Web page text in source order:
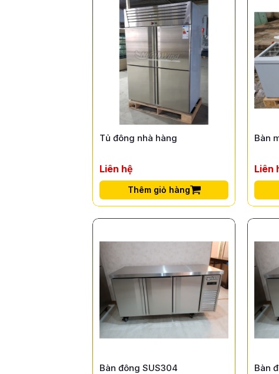
Tủ đông nhà hàng
Liên hệ
Thêm giỏ hàng
Bàn
Liên
Bàn đông SUS304 Bàn